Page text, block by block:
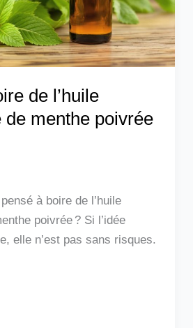
de l’huile
de menthe poivrée
à boire de l’huile
poivrée ? Si l’idée
elle n’est pas sans risques.